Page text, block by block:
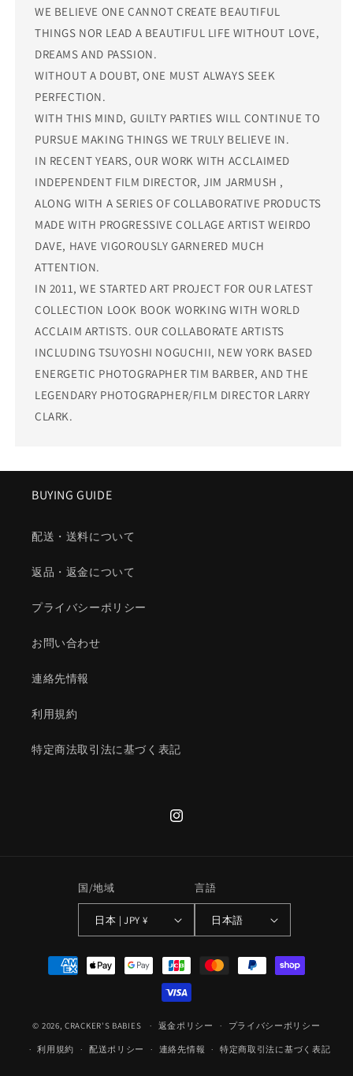
WE BELIEVE ONE CANNOT CREATE BEAUTIFUL
THINGS NOR LEAD A BEAUTIFUL LIFE WITHOUT LOVE,
DREAMS AND PASSION.
WITHOUT A DOUBT, ONE MUST ALWAYS SEEK
PERFECTION.
WITH THIS MIND, GUILTY PARTIES WILL CONTINUE TO
PURSUE MAKING THINGS WE TRULY BELIEVE IN.
IN RECENT YEARS, OUR WORK WITH ACCLAIMED
INDEPENDENT FILM DIRECTOR, JIM JARMUSH ,
ALONG WITH A SERIES OF COLLABORATIVE PRODUCTS
MADE WITH PROGRESSIVE COLLAGE ARTIST WEIRDO
DAVE, HAVE VIGOROUSLY GARNERED MUCH
ATTENTION.
IN 2011, WE STARTED ART PROJECT FOR OUR LATEST
COLLECTION LOOK BOOK WORKING WITH WORLD
ACCLAIM ARTISTS. OUR COLLABORATE ARTISTS
INCLUDING TSUYOSHI NOGUCHII, NEW YORK BASED
ENERGETIC PHOTOGRAPHER TIM BARBER, AND THE
LEGENDARY PHOTOGRAPHER/FILM DIRECTOR LARRY
CLARK.
BUYING GUIDE
配送・送料について
返品・返金について
プライバシーポリシー
お問い合わせ
連絡先情報
利用規約
特定商法取引法に基づく表記
Instagram
国/地域
日本 | JPY ¥
言語
日本語
法
© 2026,CRACKER'S BABIES 返金ポリシー プライバシーポリシー
利用規約 配送ポリシー 連絡先情報 特定商取引法に基づく表記